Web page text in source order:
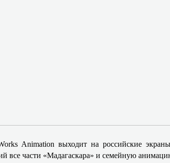
Animation выходит на российские
все части «Мадагаскара» и семейную